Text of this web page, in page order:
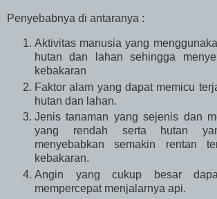
Penyebabnya di antaranya :
Aktivitas manusia yang
hutan dan lahan sehingga
kebakaran
Faktor alam yang dapat memicu
hutan dan lahan.
Jenis tanaman yang sejenis dan
yang rendah serta hutan
menyebabkan semakin rentan
kebakaran.
Angin yang cukup besar
mempercepat menjalarnya api.